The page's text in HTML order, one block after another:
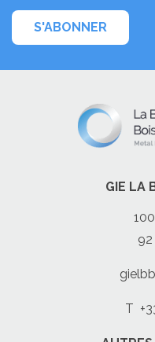
S'ABONNER
GIE LA
T